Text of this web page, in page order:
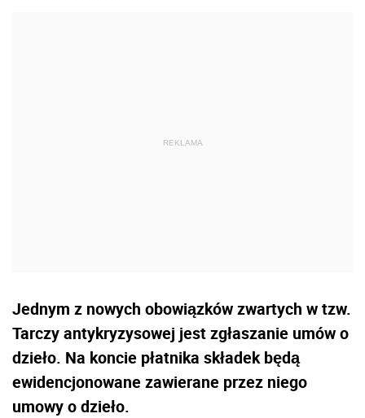
Jednym z nowych obowiązków zwartych w tzw.
Tarczy antykryzysowej jest zgłaszanie umów o
dzieło. Na koncie płatnika składek będą
ewidencjonowane zawierane przez niego
umowy o dzieło.